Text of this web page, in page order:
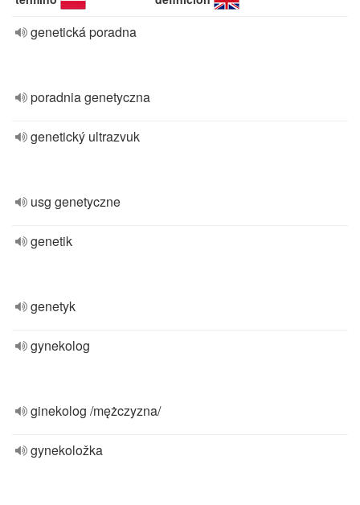
genetická poradna
poradnia genetyczna
genetický ultrazvuk
usg genetyczne
genetik
genetyk
gynekolog
ginekolog /mężczyzna/
gynekoložka